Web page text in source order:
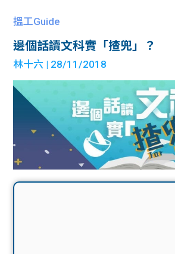
搵工Guide
邊個話讀文科實「揸兜」？
林十六 | 28/11/2018